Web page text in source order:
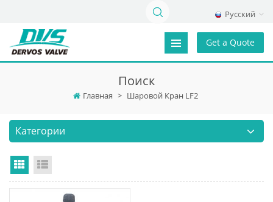
Русский
Get a Quote
Поиск
Главная > Шаровой Кран LF2
Категории
Grid View